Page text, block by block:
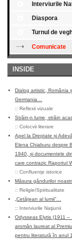
Interviurile
Diaspora
Turnul de
Comunicate
INSIDE
Dialog artistic, România
Germania…
:: Reflexii vizuale
Străin-n lume, străin
:: Colocvii literare
Apel la Dreptate și
Elena Chiaburu despre
1940, și documentele
care contrazic Raportul
:: Confluenţe istorice
Măsura gândurilor
:: Religie/Spiritualitate
„Cetățean al lumii”…
:: Interviurile Naţiunii
Odysseas Elytis (1911 –
aromân laureat al
pentru literatură în anul